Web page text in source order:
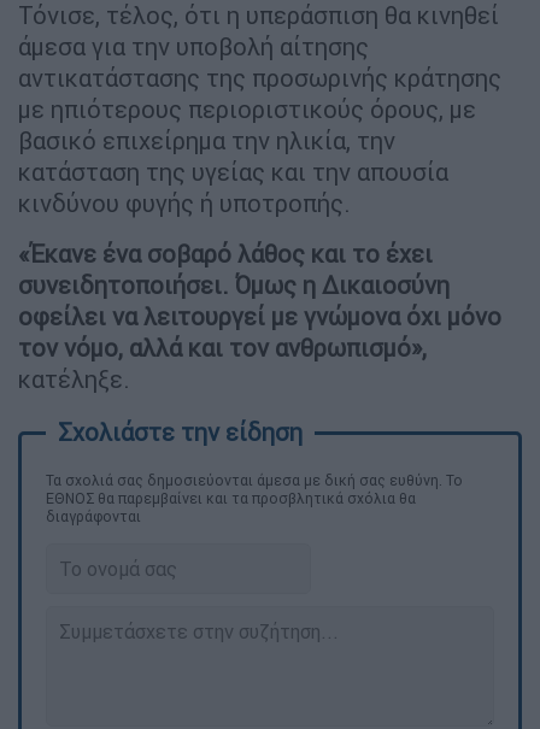
Τόνισε, τέλος, ότι η υπεράσπιση θα κινηθεί
άμεσα για την υποβολή αίτησης
αντικατάστασης της προσωρινής κράτησης
με ηπιότερους περιοριστικούς όρους, με
βασικό επιχείρημα την ηλικία, την
κατάσταση της υγείας και την απουσία
κινδύνου φυγής ή υποτροπής.
«Έκανε ένα σοβαρό λάθος και το έχει
συνειδητοποιήσει. Όμως η Δικαιοσύνη
οφείλει να λειτουργεί με γνώμονα όχι μόνο
τον νόμο, αλλά και τον ανθρωπισμό»,
κατέληξε.
Τα σχολιά σας δημοσιεύονται άμεσα με δική σας ευθύνη. Το
ΕΘΝΟΣ θα παρεμβαίνει και τα προσβλητικά σχόλια θα
διαγράφονται